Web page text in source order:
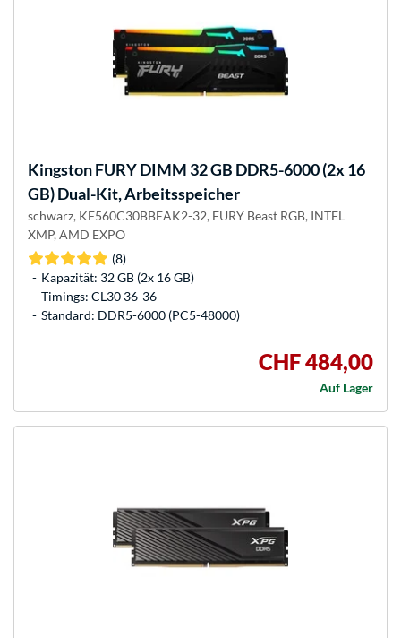
Kingston FURYDIMM 32 GB DDR5-6000 (2x 16
GB) Dual-Kit, Arbeitsspeicher
schwarz, KF560C30BBEAK2-32, FURY Beast RGB, INTEL
XMP, AMD EXPO
(8)
Kapazität: 32 GB (2x 16 GB)
Timings: CL30 36-36
Standard: DDR5-6000 (PC5-48000)
CHF 484,00
Auf Lager